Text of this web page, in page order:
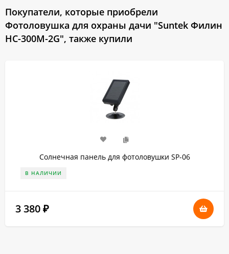
Покупатели, которые приобрели
Фотоловушка для охраны дачи "Suntek Филин
HC-300M-2G", также купили
Солнечная панель для фотоловушки SP-06
В НАЛИЧИИ
3 380 ₽